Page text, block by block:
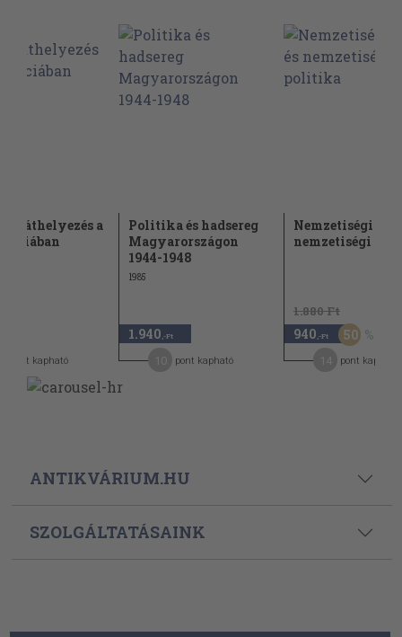
a
pont kapható
Politika és hadsereg
Magyarországon
1944-1948
1985
1.940 ,-Ft
pont kapható
Nemzetiségi jog
nemzetiségi
1.880 Ft
940 ,-Ft 50
pont kapható
ANTIKVÁRIUM.HU
SZOLGÁLTATÁSAINK